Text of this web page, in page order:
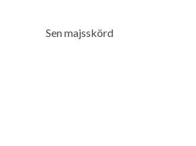
Sen majsskörd